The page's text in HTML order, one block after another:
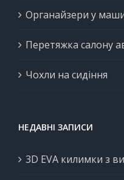
Органайзери у
Перетяжка салону
Чохли на сидіння
НЕДАВНІ ЗАПИСИ
3D EVA килимки з